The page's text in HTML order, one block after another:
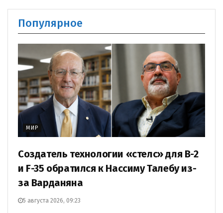
Популярное
МИР
Создатель технологии «стелс» для B-2
и F-35 обратился к Нассиму Талебу из-
за Варданяна
5 августа 2026, 09:23